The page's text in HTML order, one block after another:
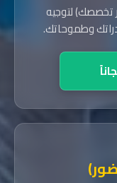
تخصصك) لتوجيه
وطموحاتك.